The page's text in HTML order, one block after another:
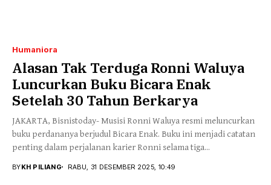
Humaniora
Alasan Tak Terduga Ronni Waluya
Luncurkan Buku Bicara Enak
Setelah 30 Tahun Berkarya
JAKARTA, Bisnistoday- Musisi Ronni Waluya resmi meluncurkan
buku perdananya berjudul Bicara Enak. Buku ini menjadi catatan
penting dalam perjalanan karier Ronni selama tiga...
BYKH PILIANG RABU, 31 DESEMBER 2025, 10:49